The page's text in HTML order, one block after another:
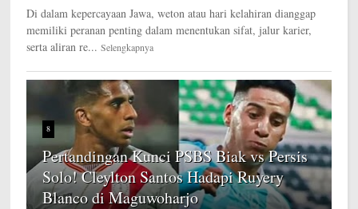
Di dalam kepercayaan Jawa, weton atau hari kelahiran dianggap
memiliki peranan penting dalam menentukan sifat, jalur karier,
serta aliran re... Selengkapnya
8
Pertandingan Kunci PSBS Biak vs Persis
Solo! Cleylton Santos Hadapi Ruyery
Blanco di Maguwoharjo